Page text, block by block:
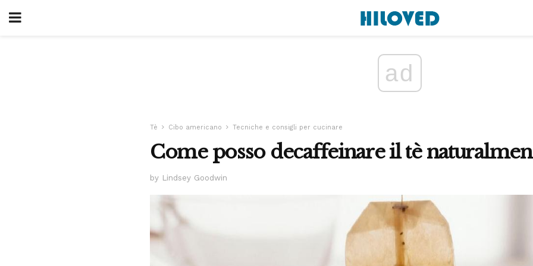
ad
Tè Cibo americano Tecniche e consigli per cucinare
Come posso decaffeinare il tè
by Lindsey Goodwin